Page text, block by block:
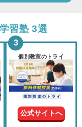
習塾 3選
個別教室のトライ
公式サイトへ